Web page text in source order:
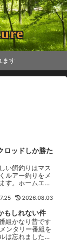
ます
ロッドしか勝た
い餌釣りはマス
ルアー釣りをメ
す。ホームエリ
必要です。下の
利です。しかし
や三本継ぎで仕
2026.08.03
もしれない件
組かなり昔です
ンタリー番組を
は忘れました